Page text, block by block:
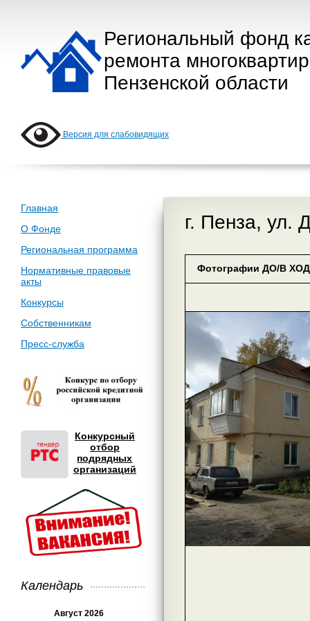
Региональный фонд
ремонта
Пензенской области
Версия для слабовидящих
Главная
О Фонде
Региональная программа
Нормативные правовые
акты
Конкурсы
Собственникам
Пресс-служба
Конкурсный
отбор
подрядных
организаций
Календарь
Август 2026
г. Пенза, ул.
Фотографии ДО/В